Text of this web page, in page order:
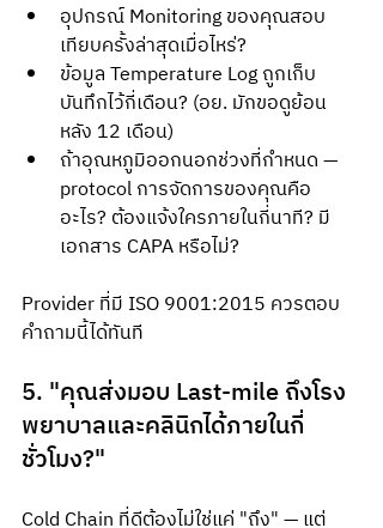
อุปกรณ์ Monitoring ของคุณสอบ
เทียบครั้งล่าสุดเมื่อไหร่?
ข้อมูล Temperature Log ถูกเก็บ
บันทึกไว้กี่เดือน? (อย. มักขอดูย้อน
หลัง 12 เดือน)
ถ้าอุณหภูมิออกนอกช่วงที่กำหนด —
protocol การจัดการของคุณคือ
อะไร? ต้องแจ้งใครภายในกี่นาที? มี
เอกสาร CAPA หรือไม่?
Provider ที่มี ISO 9001:2015 ควรตอบ
คำถามนี้ได้ทันที
5. "คุณส่งมอบ Last-mile ถึงโรง
พยาบาลและคลินิกได้ภายในกี่
ชั่วโมง?"
Cold Chain ที่ดีต้องไม่ใช่แค่ "ถึง" — แต่